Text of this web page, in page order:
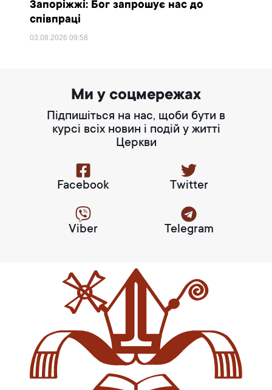
Запоріжжі: Бог запрошує нас до
співпраці
03.08.202609:58
Ми у соцмережах
Підпишіться на нас, щоби бути в
курсі всіх новин і подій у житті
Церкви
Facebook Twitter
Viber Telegram